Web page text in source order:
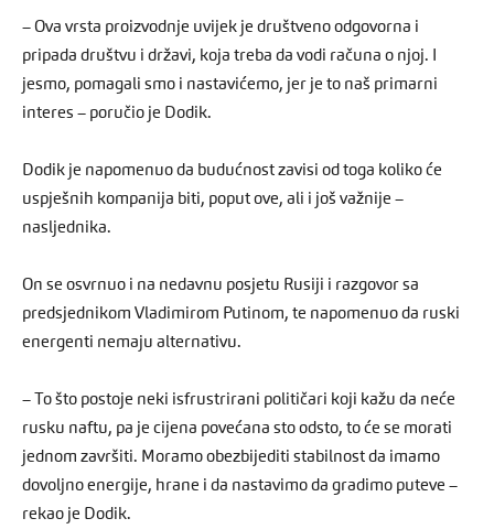
– Ova vrsta proizvodnje uvijek je društveno odgovorna i
pripada društvu i državi, koja treba da vodi računa o njoj. I
jesmo, pomagali smo i nastavićemo, jer je to naš primarni
interes – poručio je Dodik.
Dodik je napomenuo da budućnost zavisi od toga koliko će
uspješnih kompanija biti, poput ove, ali i još važnije –
nasljednika.
On se osvrnuo i na nedavnu posjetu Rusiji i razgovor sa
predsjednikom Vladimirom Putinom, te napomenuo da ruski
energenti nemaju alternativu.
– To što postoje neki isfrustrirani političari koji kažu da neće
rusku naftu, pa je cijena povećana sto odsto, to će se morati
jednom završiti. Moramo obezbijediti stabilnost da imamo
dovoljno energije, hrane i da nastavimo da gradimo puteve –
rekao je Dodik.